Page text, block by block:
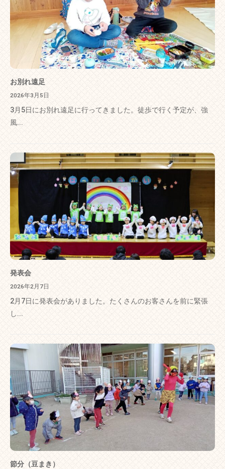
お別れ遠足
2026年3月5日
3月5日にお別れ遠足に行ってきました。徒歩で行く予定が、強
風...
発表会
2026年2月7日
2月7日に発表会がありました。たくさんのお客さんを前に緊張
し...
節分（豆まき）